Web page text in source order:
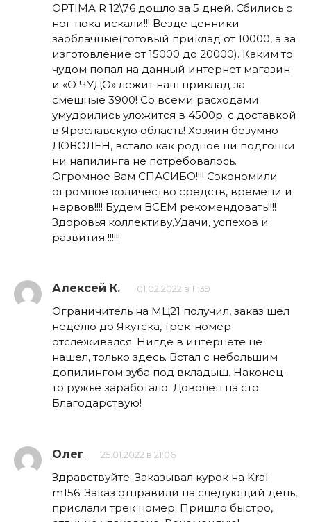
OPTIMA R 12\76 дошло за 5 дней. Сбились с
ног пока искали!!! Везде ценники
заоблачные(готовый приклад от 10000, а за
изготовление от 15000 до 20000). Каким то
чудом попал на данный интернет магазин
и «О ЧУДО» лежит наш приклад за
смешные 3900! Со всеми расходами
умудрились уложится в 4500р. с доставкой
в Ярославскую область! Хозяин безумно
ДОВОЛЕН, встало как родное ни подгонки
ни напилинга не потребовалось.
Огромное Вам СПАСИБО!!!! Сэкономили
огромное количество средств, времени и
нервов!!!! Будем ВСЕМ рекомендовать!!!!
Здоровья коллективу,Удачи, успехов и
развития !!!!!!
Алексей К. 01.02.2022 в 11:39
Ограничитель на МЦ21 получил, заказ шел
неделю до Якутска, трек-номер
отслеживался. Нигде в интернете не
нашел, только здесь. Встал с небольшим
допилингом зуба под вкладыш. Наконец-
то ружье заработало. Доволен на сто.
Благодарствую!
Олег 25.01.2022 в 21:06
Здравствуйте. Заказывал курок на Kral
m156. Заказ отправили на следующий день,
прислали трек номер. Пришло быстро,